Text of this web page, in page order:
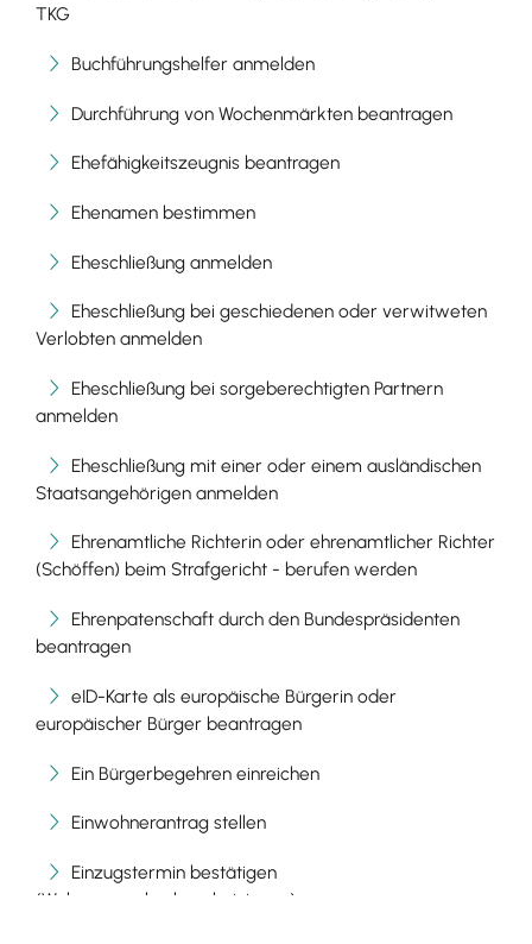
TKG
Buchführungshelfer anmelden
Durchführung von Wochenmärkten beantragen
Ehefähigkeitszeugnis beantragen
Ehenamen bestimmen
Eheschließung anmelden
Eheschließung bei geschiedenen oder verwitweten
Verlobten anmelden
Eheschließung bei sorgeberechtigten Partnern
anmelden
Eheschließung mit einer oder einem ausländischen
Staatsangehörigen anmelden
Ehrenamtliche Richterin oder ehrenamtlicher Richter
(Schöffen) beim Strafgericht - berufen werden
Ehrenpatenschaft durch den Bundespräsidenten
beantragen
eID-Karte als europäische Bürgerin oder
europäischer Bürger beantragen
Ein Bürgerbegehren einreichen
Einwohnerantrag stellen
Einzugstermin bestätigen
(Wohnungsgeberbescheinigung)